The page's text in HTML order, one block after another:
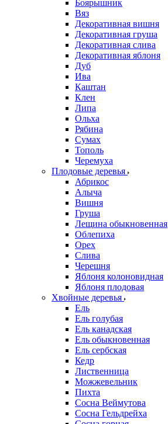
Боярышник
Вяз
Декоративная вишня
Декоративная груша
Декоративная слива
Декоративная яблоня
Дуб
Ива
Каштан
Клен
Липа
Ольха
Рябина
Сумах
Тополь
Черемуха
Плодовые деревья
Абрикос
Алыча
Вишня
Груша
Лещина обыкновенная
Облепиха
Орех
Слива
Черешня
Яблоня колоновидная
Яблоня плодовая
Хвойные деревья
Ель
Ель голубая
Ель канадская
Ель обыкновенная
Ель сербская
Кедр
Лиственница
Можжевельник
Пихта
Сосна Веймутова
Сосна Гельдрейха